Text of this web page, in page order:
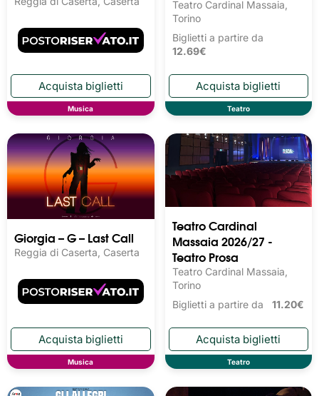
Musica
Teatro Cardinal Massaia,
Torino
Biglietti a partire da
12.69€
Teatro
Giorgia – G – Last Call
Reggia di Caserta, Caserta
Musica
Teatro Cardinal
Massaia 2026/27 -
Teatro Prosa
Teatro Cardinal Massaia,
Torino
Biglietti a partire da 11.20€
Teatro